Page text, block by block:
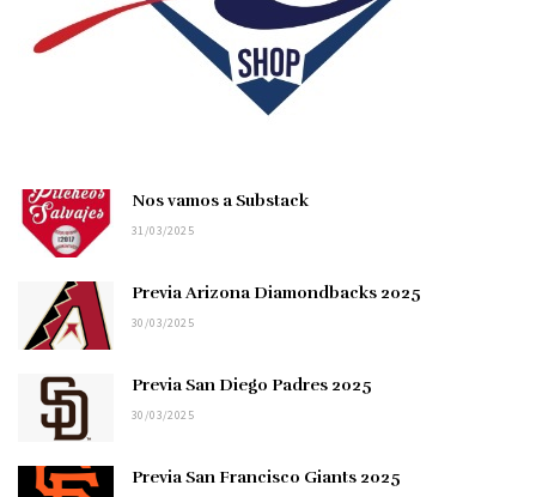
Nos vamos a Substack
31/03/2025
Previa Arizona Diamondbacks 2025
30/03/2025
Previa San Diego Padres 2025
30/03/2025
Previa San Francisco Giants 2025